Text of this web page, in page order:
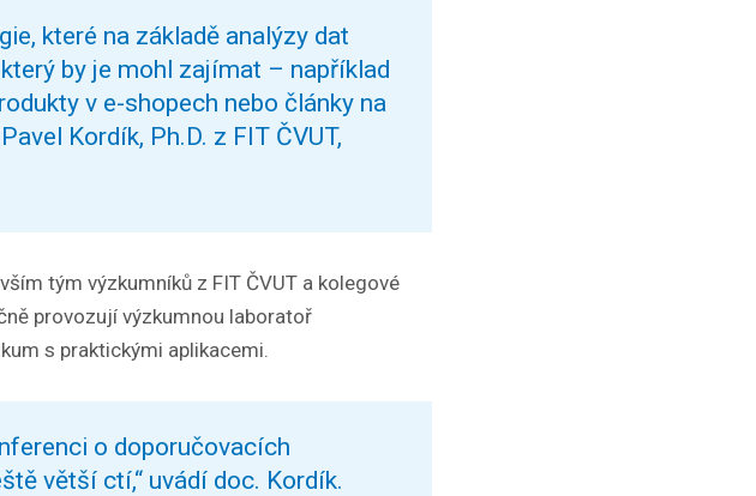
které na základě analýzy dat
by je mohl zajímat – například
v e-shopech nebo články na
Kordík, Ph.D. z FIT ČVUT,
tým výzkumníků z FIT ČVUT a kolegové
provozují výzkumnou laboratoř
s praktickými aplikacemi.
o doporučovacích
větší ctí,“ uvádí doc. Kordík.